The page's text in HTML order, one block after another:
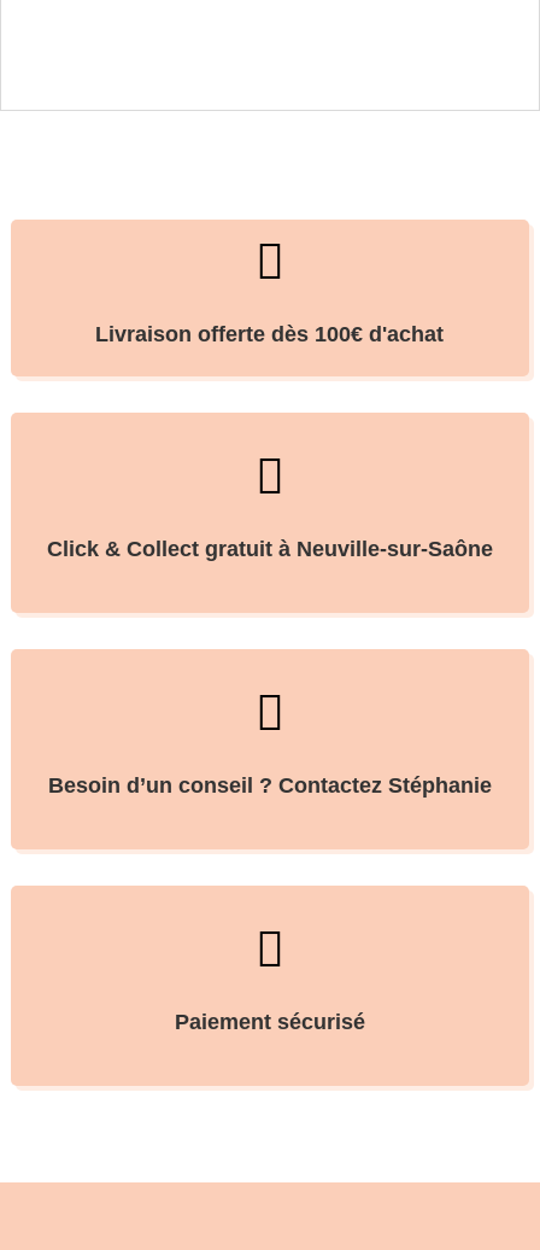

Livraison offerte dès 100€ d'achat

Click & Collect gratuit à Neuville-sur-Saône

Besoin d’un conseil ? Contactez Stéphanie

Paiement sécurisé